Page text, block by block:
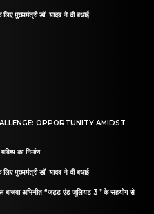
लिए मुख्यमंत्री डॉ. यादव ने दी बधाई
OPPORTUNITY AMIDST
का निर्माण
लिए मुख्यमंत्री डॉ. यादव ने दी बधाई
बाजवा अभिनीत “जट्ट एंड जूलियट 3” के सहयोग से